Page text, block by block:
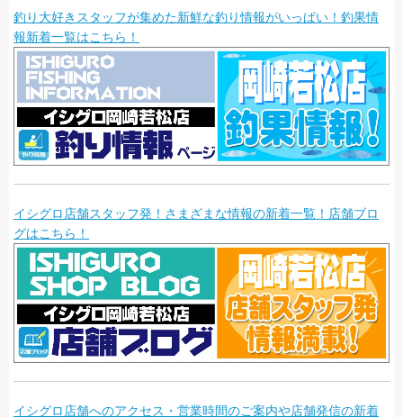
釣り大好きスタッフが集めた新鮮な釣り情報がいっぱい！釣果情
報新着一覧はこちら！
イシグロ店舗スタッフ発！さまざまな情報の新着一覧！店舗ブロ
グはこちら！
イシグロ店舗へのアクセス・営業時間のご案内や店舗発信の新着